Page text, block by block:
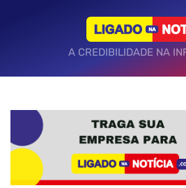
A CREDIBILIDADE NA